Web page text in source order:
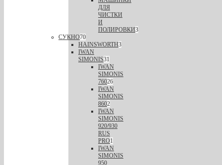
ДЛЯ
ЧИСТКИ
И
ПОЛИРОВКИ3
СУКНО70
HAINSWORTH3
IWAN
SIMONIS31
IWAN
SIMONIS
76026
IWAN
SIMONIS
8602
IWAN
SIMONIS
920/930
RUS
PRO1
IWAN
SIMONIS
950